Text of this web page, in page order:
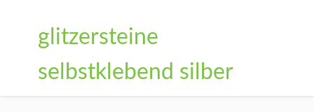
glitzersteine
selbstklebend silber